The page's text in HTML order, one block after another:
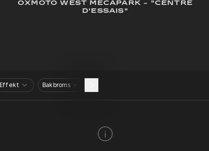
OXMOTO WEST MECAPARK - "CENTRE
D'ESSAIS"
Effekt Bakbroms